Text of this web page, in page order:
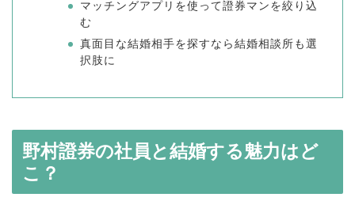
マッチングアプリを使って證券マンを絞り込
む
真面目な結婚相手を探すなら結婚相談所も選
択肢に
野村證券の社員と結婚する魅力はど
こ？